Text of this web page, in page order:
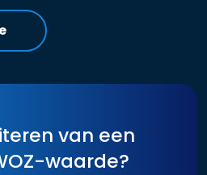
van een
waarde?